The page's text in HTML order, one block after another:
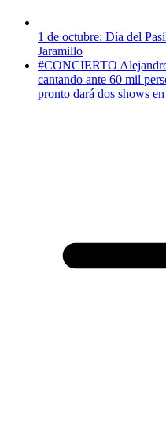
1 de octubre: Día del
Jaramillo
#CONCIERTO
cantando ante 60 mil
pronto dará dos shows